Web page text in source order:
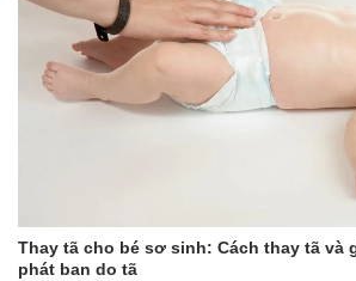
Thay tã cho bé sơ sinh: Cách thay tã và
phát ban do tã